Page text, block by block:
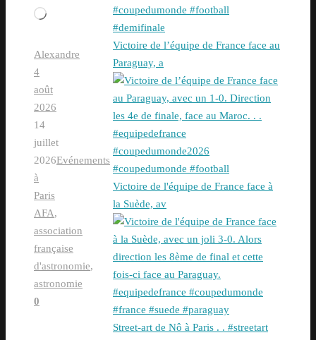
Chargement…
Alexandre
4
août
2026
14
juillet
2026Evénements
à
Paris
AFA,
association
française
d'astronomie,
astronomie
0
Victoire de l’équipe de France face au
Paraguay, a
Victoire de l'équipe de France face à
la Suède, av
Street-art de Nô à Paris . . #streetart